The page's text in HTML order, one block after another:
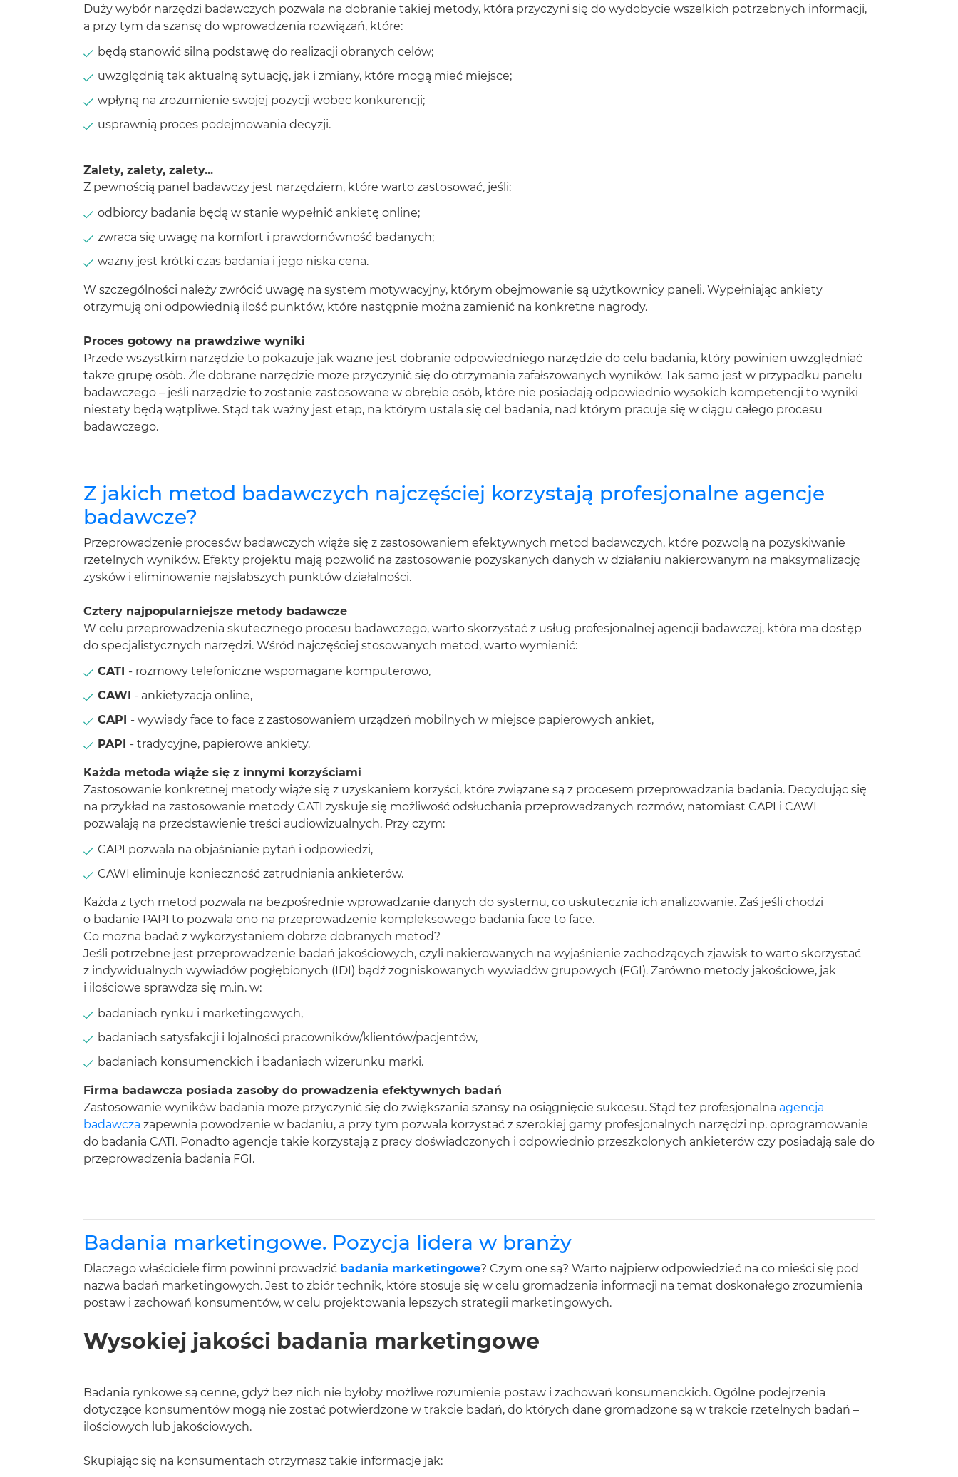
Duży wybór narzędzi badawczych pozwala na dobranie takiej metody, która przyczyni się do wydobycie wszelkich potrzebnych informacji,
a przy tym da szansę do wprowadzenia rozwiązań, które:
będą stanowić silną podstawę do realizacji obranych celów;
uwzględnią tak aktualną sytuację, jak i zmiany, które mogą mieć miejsce;
wpłyną na zrozumienie swojej pozycji wobec konkurencji;
usprawnią proces podejmowania decyzji.
Zalety, zalety, zalety...
Z pewnością panel badawczy jest narzędziem, które warto zastosować, jeśli:
odbiorcy badania będą w stanie wypełnić ankietę online;
zwraca się uwagę na komfort i prawdomówność badanych;
ważny jest krótki czas badania i jego niska cena.
W szczególności należy zwrócić uwagę na system motywacyjny, którym obejmowanie są użytkownicy paneli. Wypełniając ankiety
otrzymują oni odpowiednią ilość punktów, które następnie można zamienić na konkretne nagrody.
Proces gotowy na prawdziwe wyniki
Przede wszystkim narzędzie to pokazuje jak ważne jest dobranie odpowiedniego narzędzie do celu badania, który powinien uwzględniać
także grupę osób. Źle dobrane narzędzie może przyczynić się do otrzymania zafałszowanych wyników. Tak samo jest w przypadku panelu
badawczego – jeśli narzędzie to zostanie zastosowane w obrębie osób, które nie posiadają odpowiednio wysokich kompetencji to wyniki
niestety będą wątpliwe. Stąd tak ważny jest etap, na którym ustala się cel badania, nad którym pracuje się w ciągu całego procesu
badawczego.
Z jakich metod badawczych najczęściej korzystają profesjonalne agencje
badawcze?
Przeprowadzenie procesów badawczych wiąże się z zastosowaniem efektywnych metod badawczych, które pozwolą na pozyskiwanie
rzetelnych wyników. Efekty projektu mają pozwolić na zastosowanie pozyskanych danych w działaniu nakierowanym na maksymalizację
zysków i eliminowanie najsłabszych punktów działalności.
Cztery najpopularniejsze metody badawcze
W celu przeprowadzenia skutecznego procesu badawczego, warto skorzystać z usług profesjonalnej agencji badawczej, która ma dostęp
do specjalistycznych narzędzi. Wśród najczęściej stosowanych metod, warto wymienić:
CATI - rozmowy telefoniczne wspomagane komputerowo,
CAWI - ankietyzacja online,
CAPI - wywiady face to face z zastosowaniem urządzeń mobilnych w miejsce papierowych ankiet,
PAPI - tradycyjne, papierowe ankiety.
Każda metoda wiąże się z innymi korzyściami
Zastosowanie konkretnej metody wiąże się z uzyskaniem korzyści, które związane są z procesem przeprowadzania badania. Decydując się
na przykład na zastosowanie metody CATI zyskuje się możliwość odsłuchania przeprowadzanych rozmów, natomiast CAPI i CAWI
pozwalają na przedstawienie treści audiowizualnych. Przy czym:
CAPI pozwala na objaśnianie pytań i odpowiedzi,
CAWI eliminuje konieczność zatrudniania ankieterów.
Każda z tych metod pozwala na bezpośrednie wprowadzanie danych do systemu, co uskutecznia ich analizowanie. Zaś jeśli chodzi
o badanie PAPI to pozwala ono na przeprowadzenie kompleksowego badania face to face.
Co można badać z wykorzystaniem dobrze dobranych metod?
Jeśli potrzebne jest przeprowadzenie badań jakościowych, czyli nakierowanych na wyjaśnienie zachodzących zjawisk to warto skorzystać
z indywidualnych wywiadów pogłębionych (IDI) bądź zogniskowanych wywiadów grupowych (FGI). Zarówno metody jakościowe, jak
i ilościowe sprawdza się m.in. w:
badaniach rynku i marketingowych,
badaniach satysfakcji i lojalności pracowników/klientów/pacjentów,
badaniach konsumenckich i badaniach wizerunku marki.
Firma badawcza posiada zasoby do prowadzenia efektywnych badań
Zastosowanie wyników badania może przyczynić się do zwiększania szansy na osiągnięcie sukcesu. Stąd też profesjonalna agencja
badawcza zapewnia powodzenie w badaniu, a przy tym pozwala korzystać z szerokiej gamy profesjonalnych narzędzi np. oprogramowanie
do badania CATI. Ponadto agencje takie korzystają z pracy doświadczonych i odpowiednio przeszkolonych ankieterów czy posiadają sale do
przeprowadzenia badania FGI.
Badania marketingowe. Pozycja lidera w branży
Dlaczego właściciele firm powinni prowadzić badania marketingowe? Czym one są? Warto najpierw odpowiedzieć na co mieści się pod
nazwa badań marketingowych. Jest to zbiór technik, które stosuje się w celu gromadzenia informacji na temat doskonałego zrozumienia
postaw i zachowań konsumentów, w celu projektowania lepszych strategii marketingowych.
Wysokiej jakości badania marketingowe
Badania rynkowe są cenne, gdyż bez nich nie byłoby możliwe rozumienie postaw i zachowań konsumenckich. Ogólne podejrzenia
dotyczące konsumentów mogą nie zostać potwierdzone w trakcie badań, do których dane gromadzone są w trakcie rzetelnych badań –
ilościowych lub jakościowych.
Skupiając się na konsumentach otrzymasz takie informacje jak: